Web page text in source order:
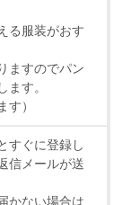
る服装がおす
ますのでパン
ます。
）
すぐに登録し
信メールが送
かない場合は